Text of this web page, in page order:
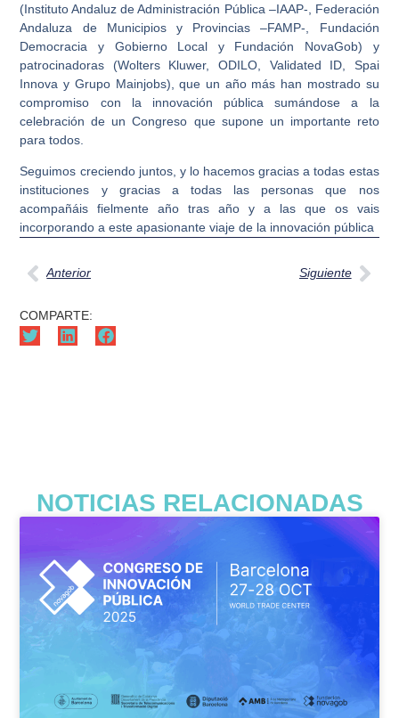
(Instituto Andaluz de Administración Pública –IAAP-, Federación
Andaluza de Municipios y Provincias –FAMP-, Fundación
Democracia y Gobierno Local y Fundación NovaGob) y
patrocinadoras (Wolters Kluwer, ODILO, Validated ID, Spai
Innova y Grupo Mainjobs), que un año más han mostrado su
compromiso con la innovación pública sumándose a la
celebración de un Congreso que supone un importante reto
para todos.
Seguimos creciendo juntos, y lo hacemos gracias a todas estas
instituciones y gracias a todas las personas que nos
acompañáis fielmente año tras año y a las que os vais
incorporando a este apasionante viaje de la innovación pública
Anterior Siguiente
COMPARTE:
NOTICIAS RELACIONADAS